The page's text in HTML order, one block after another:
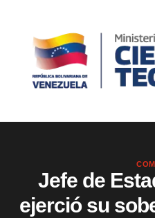
Jefe de
ejerció su